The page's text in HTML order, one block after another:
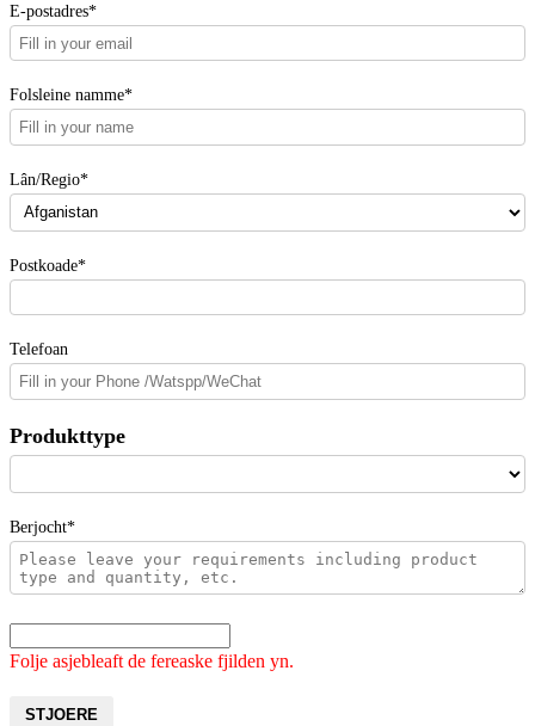
E-postadres*
Folsleine namme*
Lân/Regio*
Postkoade*
Telefoan
Produkttype
Berjocht*
Folje asjebleaft de fereaske fjilden yn.
STJOERE